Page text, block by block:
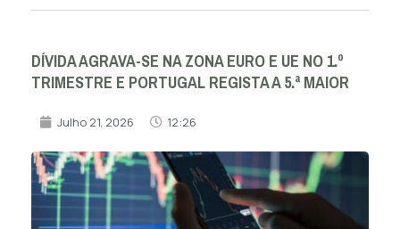
DÍVIDA AGRAVA-SE NA ZONA EURO E UE NO 1.º
TRIMESTRE E PORTUGAL REGISTA A 5.ª MAIOR
Julho 21, 2026 12:26